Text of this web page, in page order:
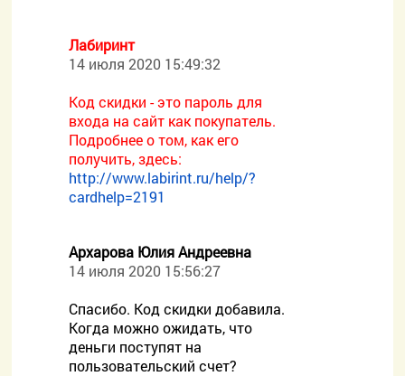
Лабиринт
14 июля 2020 15:49:32
Код скидки - это пароль для
входа на сайт как покупатель.
Подробнее о том, как его
получить, здесь:
http://www.labirint.ru/help/?
cardhelp=2191
Архарова Юлия Андреевна
14 июля 2020 15:56:27
Спасибо. Код скидки добавила.
Когда можно ожидать, что
деньги поступят на
пользовательский счет?